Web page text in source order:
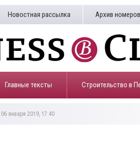
Новостная рассылка Архив номеров
Главные тексты Строительство в
06 января 2019, 17:40